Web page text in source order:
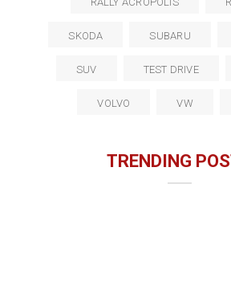
SKODA SUBARU
SUV TEST DRIVE
VOLVO VW
TRENDING